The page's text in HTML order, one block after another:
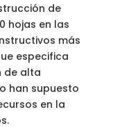
de
hojas en las
más
especifica
de alta
han supuesto
en la